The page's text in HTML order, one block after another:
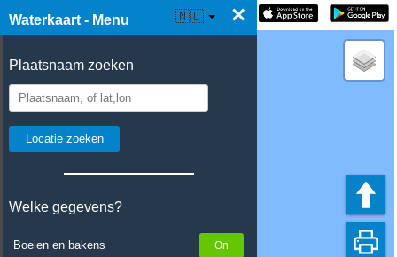
Waterkaart - Menu ×
Plaatsnaam zoeken
Welke gegevens?
Boeien en bakens
☰ Waterkaart Live 🇳🇱